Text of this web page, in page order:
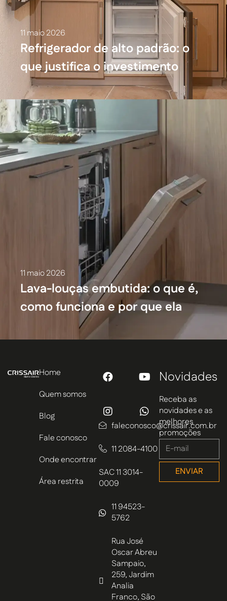
11 maio 2026
Refrigerador de alto padrão: o
que justifica o investimento
11 maio 2026
Lava-louças embutida: o que é,
como funciona e por que ela
mudou o projeto da cozinha
Home
Quem somos
Blog
Fale conosco
Onde encontrar
Área restrita
faleconosco@crissair.com.br
11 2084-4100
SAC 11 3014-
0009
11 94523-
5762
Rua José
Oscar Abreu
Sampaio,
259, Jardim
Analia
Franco, São
Novidades
Receba as
novidades e as
melhores
promoções
ENVIAR